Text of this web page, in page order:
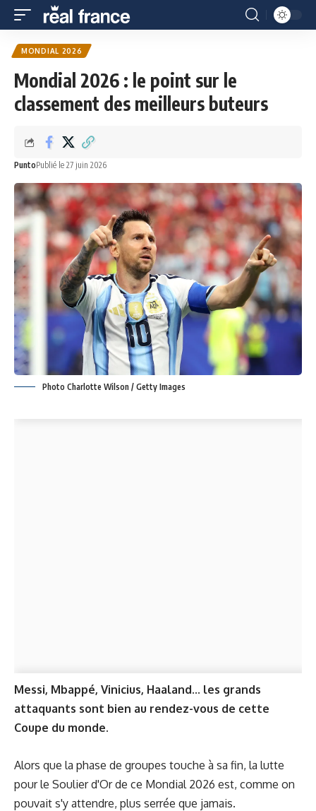
MONDIAL 2026
Mondial 2026 : le point sur le
classement des meilleurs buteurs
PuntoPublié le 27 juin 2026
Photo Charlotte Wilson / Getty Images
Messi, Mbappé, Vinicius, Haaland... les grands
attaquants sont bien au rendez-vous de cette
Coupe du monde.
Alors que la phase de groupes touche à sa fin, la lutte
pour le Soulier d'Or de ce Mondial 2026 est, comme on
pouvait s'y attendre, plus serrée que jamais.